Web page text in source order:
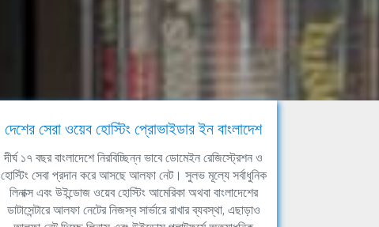
দেশের সেরা ওয়েব হোস্টিং প্রোভাইডার ইন বাংলাদেশ
দীর্ঘ ১৭ বছর বাংলাদেশে নিরবিচ্ছিন্ন ভাবে ডোমেইন রেজিস্ট্রেশন ও
হোস্টিং সেবা প্রদান করে আসছে আলফা নেট। সুলভ মূল্যে সর্বাধুনিক
লিনাক্স এবং উইন্ডোজ ওয়েব হোস্টিং আমেরিকা অথবা বাংলাদেশের
ডাটাসেন্টারে আলফা নেটের নিজস্ব সার্ভারে রাখার ব্যবস্থা, এছাড়াও